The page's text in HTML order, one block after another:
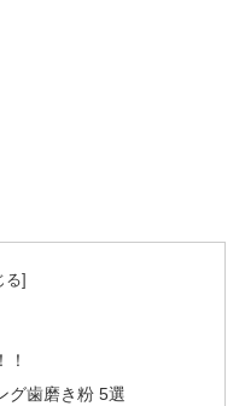
グ歯磨き粉 5選